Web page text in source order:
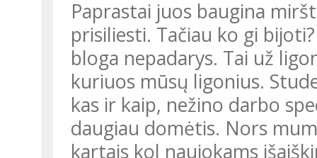
Paprastai juos baugina
prisiliesti. Tačiau ko gi
bloga nepadarys. Tai už
kuriuos mūsų ligonius.
kas ir kaip, nežino darbo
daugiau domėtis. Nors
kartais kol naujokams